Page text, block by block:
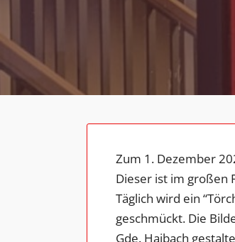
Zum 1. Dezember
Dieser ist im großen
Täglich wird ein
geschmückt. Die
Gde. Haibach